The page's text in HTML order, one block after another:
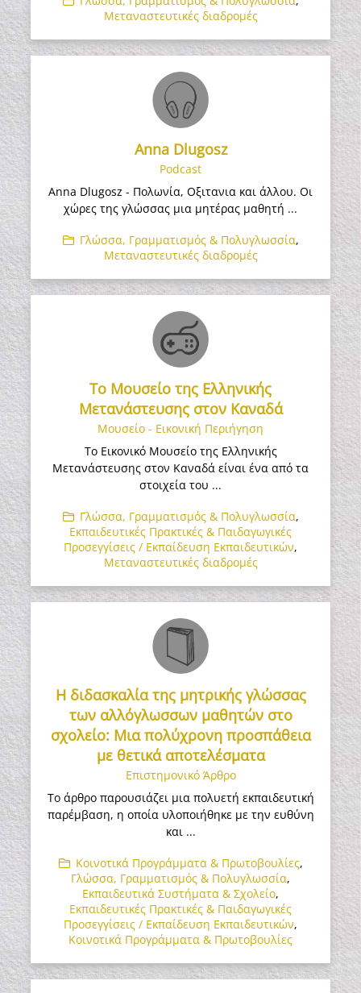
Μεταναστευτικές διαδρομές
Anna Dlugosz
Podcast
Anna Dlugosz - Πολωνία, Οξιτανια και άλλου. Οι
χώρες της γλώσσας μια μητέρας μαθητή ...
Γλώσσα, Γραμματισμός & Πολυγλωσσία,
Μεταναστευτικές διαδρομές
Το Μουσείο της Ελληνικής
Μετανάστευσης στον Καναδά
Μουσείο - Εικονική Περιήγηση
Το Εικονικό Μουσείο της Ελληνικής
Μετανάστευσης στον Καναδά είναι ένα από τα
στοιχεία του ...
Γλώσσα, Γραμματισμός & Πολυγλωσσία,
Εκπαιδευτικές Πρακτικές & Παιδαγωγικές
Προσεγγίσεις / Εκπαίδευση Εκπαιδευτικών,
Μεταναστευτικές διαδρομές
Η διδασκαλία της μητρικής γλώσσας
των αλλόγλωσσων μαθητών στο
σχολείο: Μια πολύχρονη προσπάθεια
με θετικά αποτελέσματα
Επιστημονικό Άρθρο
Το άρθρο παρουσιάζει μια πολυετή εκπαιδευτική
παρέμβαση, η οποία υλοποιήθηκε με την ευθύνη
και ...
Κοινοτικά Προγράμματα & Πρωτοβουλίες,
Γλώσσα, Γραμματισμός & Πολυγλωσσία,
Εκπαιδευτικά Συστήματα & Σχολείο,
Εκπαιδευτικές Πρακτικές & Παιδαγωγικές
Προσεγγίσεις / Εκπαίδευση Εκπαιδευτικών,
Κοινοτικά Προγράμματα & Πρωτοβουλίες